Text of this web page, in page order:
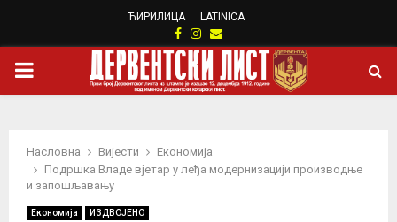
ЋИРИЛИЦА LATINICA
Facebook
Instagram
Email
PRIMARY
Насловна Вијести
Eкономија
Подршка Владе вјетар у леђа модернизацији производње
и запошљавању
Eкономија ИЗДВОЈЕНО